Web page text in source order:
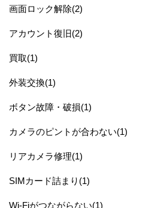
画面ロック解除(2)
アカウント復旧(2)
買取(1)
外装交換(1)
ボタン故障・破損(1)
カメラのピントが合わない(1)
リアカメラ修理(1)
SIMカード詰まり(1)
Wi-Fiがつながらない(1)